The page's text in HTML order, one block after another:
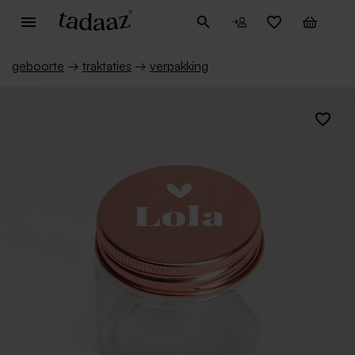
geboorte → traktaties → verpakking